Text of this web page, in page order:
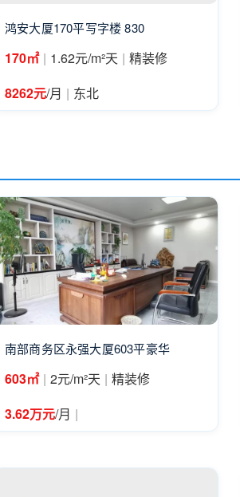
鸿安大厦170平写字楼 830
170㎡ | 1.62元/m²天 | 精装修
8262元/月 | 东北
南部商务区永强大厦603平豪华
603㎡ | 2元/m²天 | 精装修
3.62万元/月 |